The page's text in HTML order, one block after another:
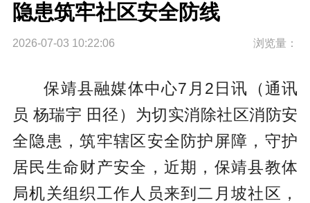
隐患筑牢社区安全防线
2026-07-03 10:22:06 浏览量：
保靖县融媒体中心7月2日讯（通讯
员 杨瑞宇 田径）为切实消除社区消防安
全隐患，筑牢辖区安全防护屏障，守护
居民生命财产安全，近期，保靖县教体
局机关组织工作人员来到二月坡社区，